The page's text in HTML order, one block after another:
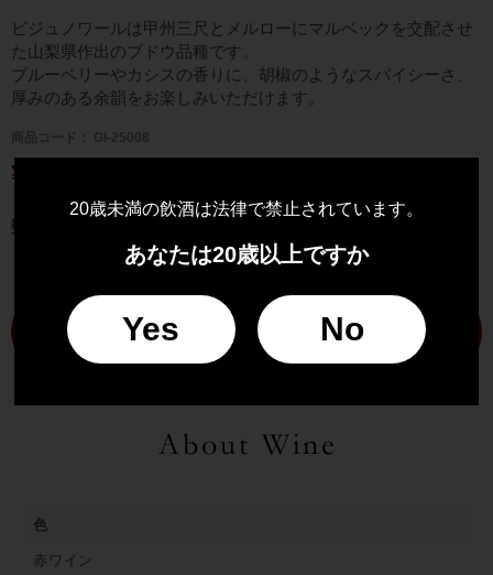
20歳未満の飲酒は法律で禁止されています。
あなたは20歳以上ですか
Yes No
ビジュノワールは甲州三尺とメルローにマルベックを交配させ
た山梨県作出のブドウ品種です。
ブルーベリーやカシスの香りに、胡椒のようなスパイシーさ、
厚みのある余韻をお楽しみいただけます。
¥ 2,970
数量
購入する
色
赤ワイン